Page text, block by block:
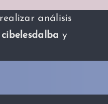
análisis
cibelesdalba y